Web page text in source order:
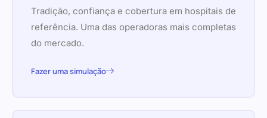
Tradição, confiança e cobertura em hospitais de
referência. Uma das operadoras mais completas
do mercado.
Fazer uma simulação